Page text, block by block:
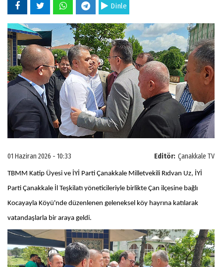
Dinle
Editör: Çanakkale TV
01 Haziran 2026 - 10:33
TBMM Katip Üyesi ve İYİ Parti Çanakkale Milletvekili Rıdvan Uz, İYİ
Parti Çanakkale İl Teşkilatı yöneticileriyle birlikte Çan ilçesine bağlı
Kocayayla Köyü'nde düzenlenen geleneksel köy hayrına katılarak
vatandaşlarla bir araya geldi.